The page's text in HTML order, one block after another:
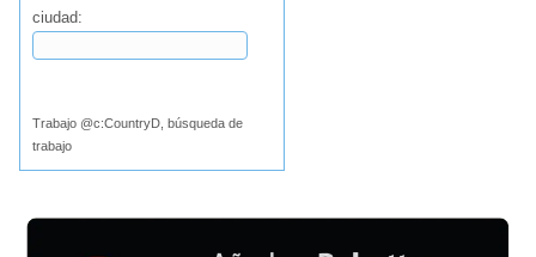
ciudad:
Trabajo @c:CountryD, búsqueda de
trabajo